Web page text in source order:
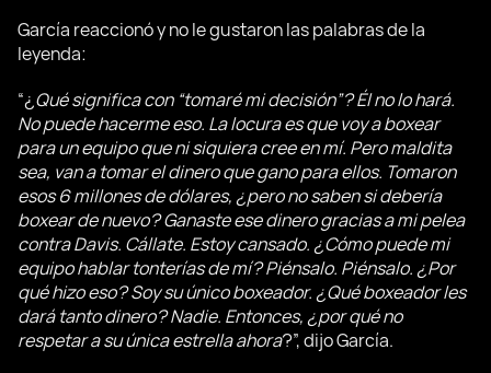
García reaccionó y no le gustaron las palabras de la
leyenda:
“¿Qué significa con “tomaré mi decisión”? Él no lo hará.
No puede hacerme eso. La locura es que voy a boxear
para un equipo que ni siquiera cree en mí. Pero maldita
sea, van a tomar el dinero que gano para ellos. Tomaron
esos 6 millones de dólares, ¿pero no saben si debería
boxear de nuevo? Ganaste ese dinero gracias a mi pelea
contra Davis. Cállate. Estoy cansado. ¿Cómo puede mi
equipo hablar tonterías de mí? Piénsalo. Piénsalo. ¿Por
qué hizo eso? Soy su único boxeador. ¿Qué boxeador les
dará tanto dinero? Nadie. Entonces, ¿por qué no
respetar a su única estrella ahora?”, dijo García.